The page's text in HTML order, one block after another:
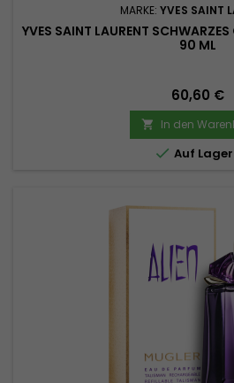
MARKE: YVES SAINT
YVES SAINT LAURENT
90 ML
Preis
60,60 €
 In den
 Auf Lager